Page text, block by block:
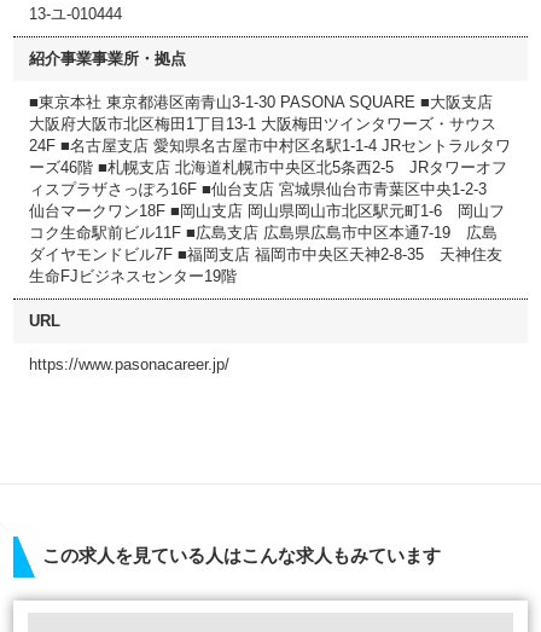
13-ユ-010444
紹介事業事業所・拠点
■東京本社 東京都港区南青山3-1-30 PASONA SQUARE ■大阪支店
大阪府大阪市北区梅田1丁目13-1 大阪梅田ツインタワーズ・サウス
24F ■名古屋支店 愛知県名古屋市中村区名駅1-1-4 JRセントラルタワ
ーズ46階 ■札幌支店 北海道札幌市中央区北5条西2-5 JRタワーオフ
ィスプラザさっぽろ16F ■仙台支店 宮城県仙台市青葉区中央1-2-3
仙台マークワン18F ■岡山支店 岡山県岡山市北区駅元町1-6 岡山フ
コク生命駅前ビル11F ■広島支店 広島県広島市中区本通7-19 広島
ダイヤモンドビル7F ■福岡支店 福岡市中央区天神2-8-35 天神住友
生命FJビジネスセンター19階
URL
https://www.pasonacareer.jp/
この求人を見ている人はこんな求人もみています